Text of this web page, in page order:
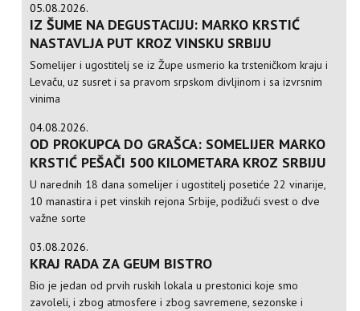
05.08.2026.
IZ ŠUME NA DEGUSTACIJU: MARKO KRSTIĆ
NASTAVLJA PUT KROZ VINSKU SRBIJU
Somelijer i ugostitelj se iz Župe usmerio ka trsteničkom kraju i
Levaču, uz susret i sa pravom srpskom divljinom i sa izvrsnim
vinima
04.08.2026.
OD PROKUPCA DO GRAŠCA: SOMELIJER MARKO
KRSTIĆ PEŠAČI 500 KILOMETARA KROZ SRBIJU
U narednih 18 dana somelijer i ugostitelj posetiće 22 vinarije,
10 manastira i pet vinskih rejona Srbije, podižući svest o dve
važne sorte
03.08.2026.
KRAJ RADA ZA GEUM BISTRO
Bio je jedan od prvih ruskih lokala u prestonici koje smo
zavoleli, i zbog atmosfere i zbog savremene, sezonske i